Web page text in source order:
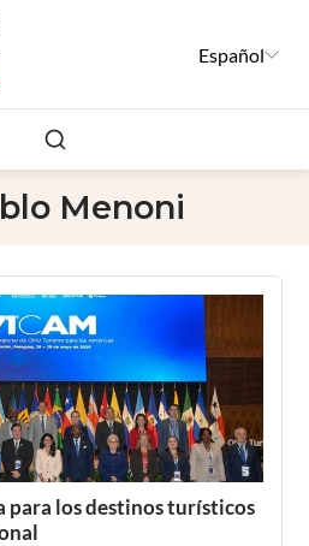
Español
Buscar
Menoni
para los destinos turísticos